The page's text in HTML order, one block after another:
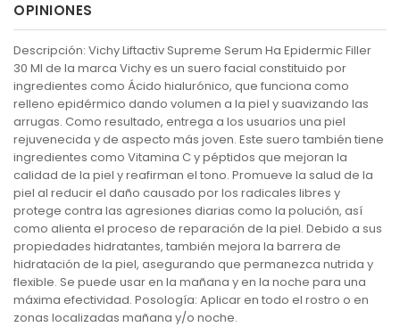
OPINIONES
Descripción: Vichy Liftactiv Supreme Serum Ha Epidermic Filler
30 Ml de la marca Vichy es un suero facial constituido por
ingredientes como Ácido hialurónico, que funciona como
relleno epidérmico dando volumen a la piel y suavizando las
arrugas. Como resultado, entrega a los usuarios una piel
rejuvenecida y de aspecto más joven. Este suero también tiene
ingredientes como Vitamina C y péptidos que mejoran la
calidad de la piel y reafirman el tono. Promueve la salud de la
piel al reducir el daño causado por los radicales libres y
protege contra las agresiones diarias como la polución, así
como alienta el proceso de reparación de la piel. Debido a sus
propiedades hidratantes, también mejora la barrera de
hidratación de la piel, asegurando que permanezca nutrida y
flexible. Se puede usar en la mañana y en la noche para una
máxima efectividad. Posología: Aplicar en todo el rostro o en
zonas localizadas mañana y/o noche.